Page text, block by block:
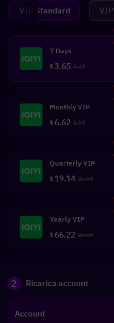
VIP Standard
7 Days
$3.65 4.49
Monthly VIP
$ 6.62 8.99
Quarterly VIP
$ 19.14 25.99
Yearly VIP
$ 66.22 89.99
2 Ricarica account
Account